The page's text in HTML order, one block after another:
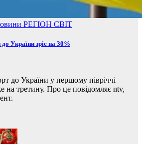
РЕГІОН СВІТ
України зріс на 30%
до України у першому півріччі
на третину. Про це повідомляє ntv,